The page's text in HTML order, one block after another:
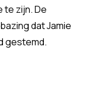
te zijn. De
dat Jamie
gestemd.